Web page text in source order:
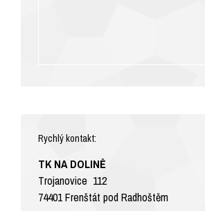
Rychlý kontakt:
TK NA DOLINĚ
Trojanovice 112
74401 Frenštát pod Radhoštěm